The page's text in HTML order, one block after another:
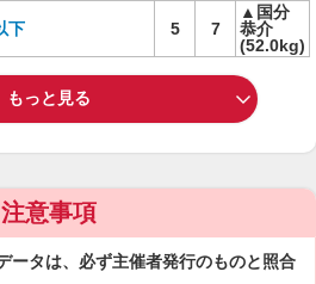
下 5 7
▲国分
恭介
(52.0kg)
もっと見る
注意事項
ータは、必ず主催者発行のものと照合